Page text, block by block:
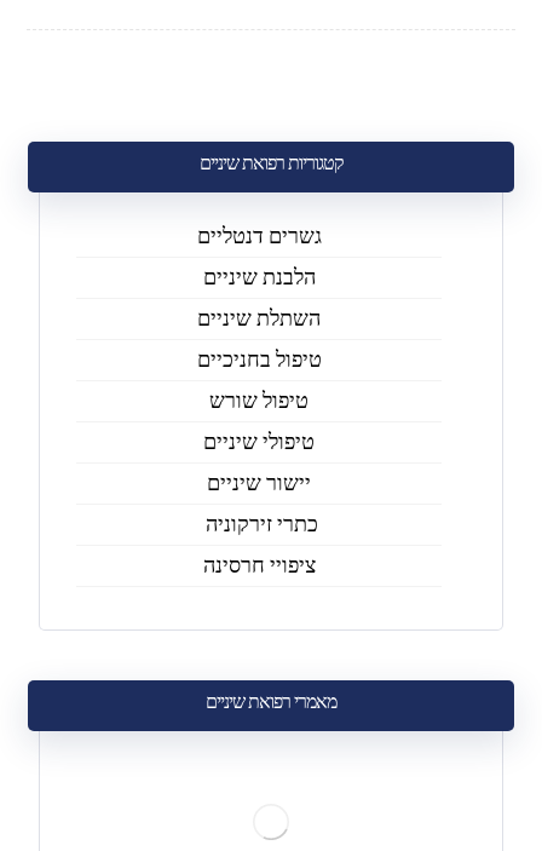
קטגוריות רפואת שיניים
גשרים דנטליים
הלבנת שיניים
השתלת שיניים
טיפול בחניכיים
טיפול שורש
טיפולי שיניים
יישור שיניים
כתרי זירקוניה
ציפויי חרסינה
מאמרי רפואת שיניים